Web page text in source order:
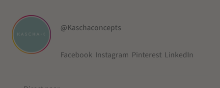
@Kaschaconcepts
Facebook Instagram Pinterest LinkedIn